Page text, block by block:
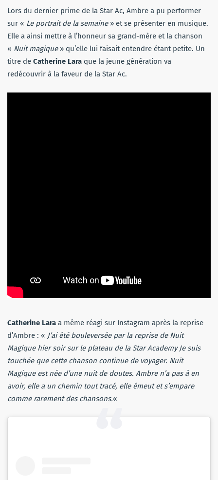
Lors du dernier prime de la Star Ac, Ambre a pu performer
sur « Le portrait de la semaine» et se présenter en musique.
Elle a ainsi mettre à l’honneur sa grand-mère et la chanson
« Nuit magique» qu’elle lui faisait entendre étant petite. Un
titre de Catherine Lara que la jeune génération va
redécouvrir à la faveur de la Star Ac.
Catherine Lara a même réagi sur Instagram après la reprise
d’Ambre : « J’ai été bouleversée par la reprise de Nuit
Magique hier soir sur le plateau de la Star Academy Je suis
touchée que cette chanson continue de voyager. Nuit
Magique est née d’une nuit de doutes. Ambre n’a pas à en
avoir, elle a un chemin tout tracé, elle émeut et s’empare
comme rarement des chansons.«